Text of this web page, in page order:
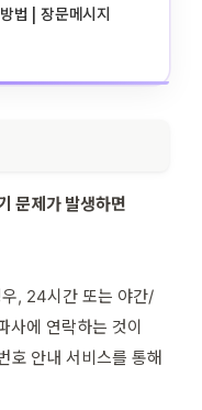
법 | 장문메시지
문제가 발생하면
, 24시간 또는 야간/
사에 연락하는 것이
호 안내 서비스를 통해